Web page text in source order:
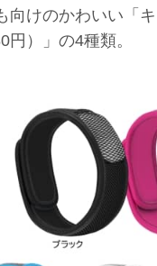
向けのかわいい「
）」の4種類。